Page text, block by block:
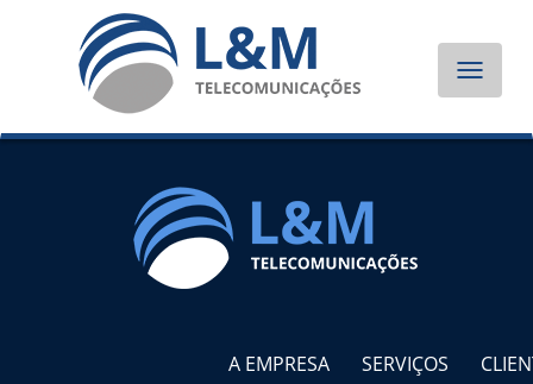
Toggle
A EMPRESA SERVIÇOS